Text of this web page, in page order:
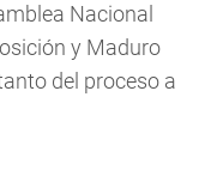
Nacional
y Maduro
del proceso a